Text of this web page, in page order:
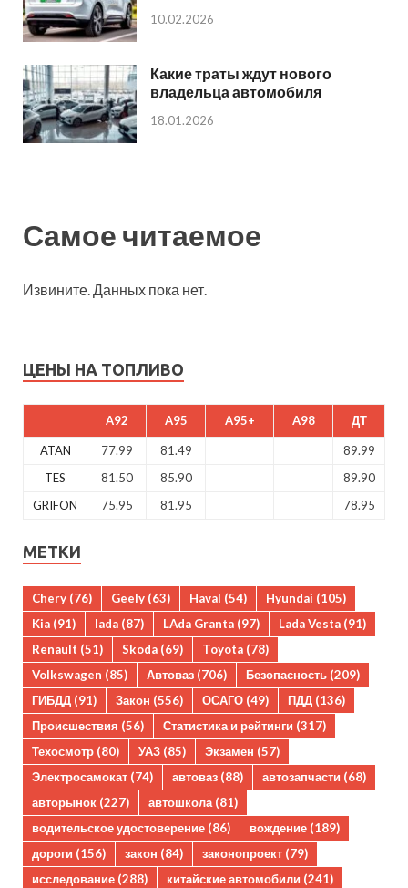
10.02.2026
Какие траты ждут нового
владельца автомобиля
18.01.2026
Самое читаемое
Извините. Данных пока нет.
ЦЕНЫ НА ТОПЛИВО
A92 A95 A95+ A98 ДТ
ATAN 77.99 81.49
89.99
TES
81.50 85.90
89.90
GRIFON
75.95 81.95 78.95
МЕТКИ
Chery (76) Geely (63) Haval (54) Hyundai (105)
Kia (91) lada (87) LAda Granta (97) Lada Vesta (91)
Renault (51) Skoda (69) Toyota (78)
Volkswagen (85) Автоваз (706) Безопасность (209)
ГИБДД (91) Закон (556) ОСАГО (49) ПДД (136)
Происшествия (56) Статистика и рейтинги (317)
Техосмотр (80) УАЗ (85) Экзамен (57)
Электросамокат (74) автоваз (88) автозапчасти (68)
авторынок (227) автошкола(81)
водительское удостоверение (86) вождение (189)
дороги (156) закон (84) законопроект (79)
исследование (288) китайские автомобили (241)